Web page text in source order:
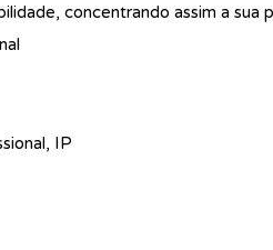
concentrando assim a
IP